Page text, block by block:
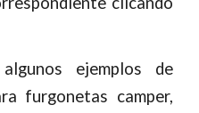
ejemplos de
furgonetas camper,